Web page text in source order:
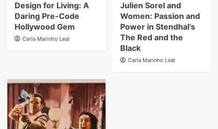
Design for Living: A
Daring Pre-Code
Hollywood Gem
Carla Marinho Leal
Julien Sorel and
Women: Passion and
Power in Stendhal’s
The Red and the
Black
Carla Marinho Leal